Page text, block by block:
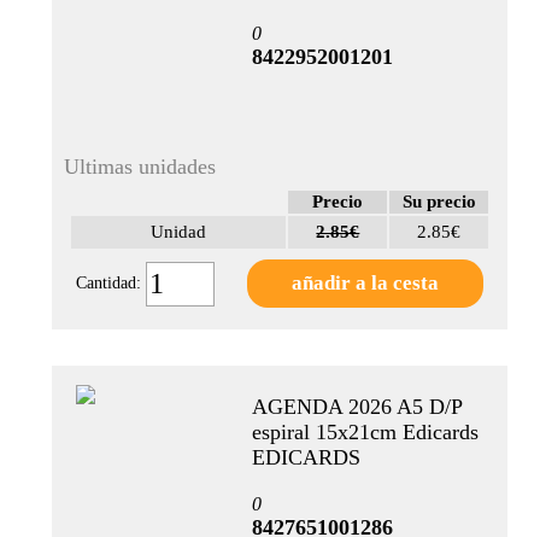
0
8422952001201
Ultimas unidades
Precio
Su precio
Unidad
2.85€ 2.85€
Cantidad:
AGENDA 2026 A5 D/P
espiral 15x21cm Edicards
EDICARDS
0
8427651001286